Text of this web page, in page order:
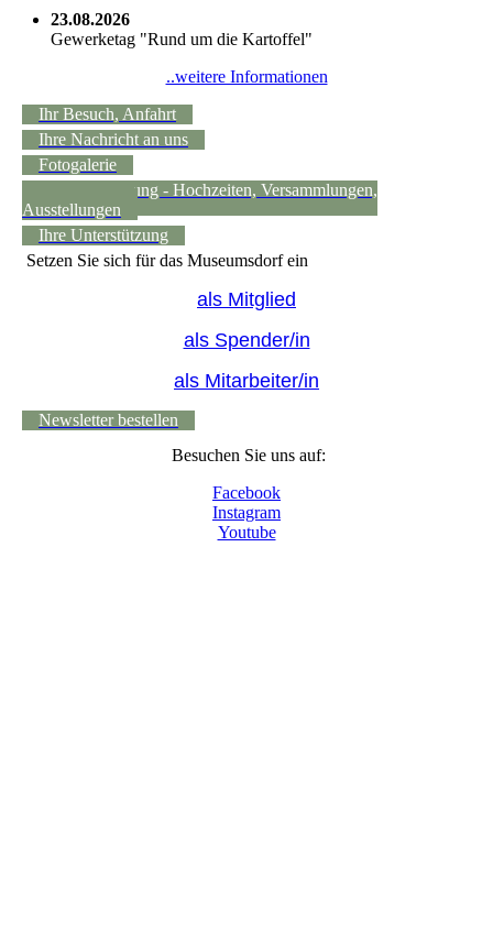
23.08.2026
Gewerketag "Rund um die Kartoffel"
..weitere Informationen
Ihr Besuch, Anfahrt
Ihre Nachricht an uns
Fotogalerie
Raumvermietung - Hochzeiten, Versammlungen,
Ausstellungen
Ihre Unterstützung
Setzen Sie sich für das Museumsdorf ein
als Mitglied
als Spender/in
als Mitarbeiter/in
Newsletter bestellen
Besuchen Sie uns auf:
Facebook
Instagram
Youtube